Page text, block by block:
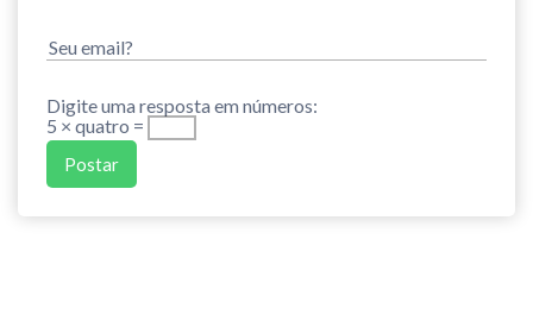
Digite uma resposta em números:
5 × quatro =